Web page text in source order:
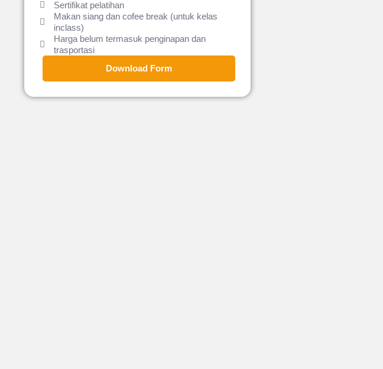
Sertifikat pelatihan
Makan siang dan cofee break (untuk kelas
inclass)
Harga belum termasuk penginapan dan
trasportasi
Download Form